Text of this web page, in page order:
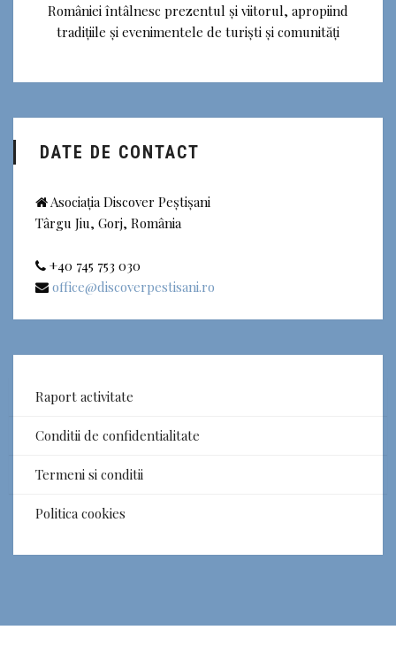
României întâlnesc prezentul și viitorul, apropiind
tradițiile și evenimentele de turiști și comunități
DATE DE CONTACT
Asociația Discover Peștișani
Târgu Jiu, Gorj, România
+40 745 753 030
office@discoverpestisani.ro
Raport activitate
Conditii de confidentialitate
Termeni si conditii
Politica cookies